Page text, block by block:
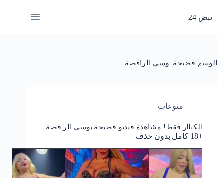
المحتوى
نبض 24
الوسم فضيحة بوسي الراقصة
منوعات
للكباار فقط! مشاهدة فيديو فضيحة بوسي الراقصة
+18 كامل بدون حذف